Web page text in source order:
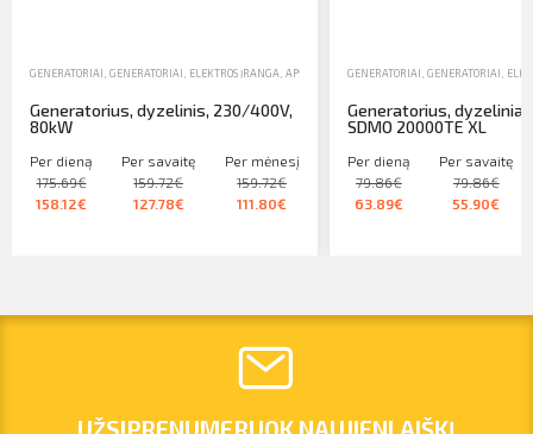
GENERATORIAI GENERATORIAI, ELEKTROS ĮRANGA, APŠVIETIMO ĮRANGA,NUOMA
Generatorius, dyzelinis, 230/400V,
80kW
Per dieną
175.69€
158.12€
Per savaitę
159.72€
127.78€
Per mėnesį
159.72€
111.80€
GENERATORIAI GENERATORIAI,
Generatorius, dyzeliniai,
SDMO 20000TE XL
Per dieną
79.86€
63.89€
Per savaitę
79.86€
55.90€